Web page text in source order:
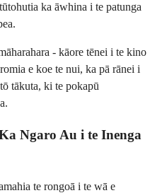
ka āwhina i te patunga
- kāore tēnei i te kino
e koe te nui, ka pā rānei i
tākuta, ki te pokapū
Ngaro Au i te Inenga
te rongoā i te wā e